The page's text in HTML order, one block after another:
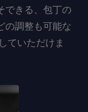
できる、包丁の
の調整も可能な
ていただけま